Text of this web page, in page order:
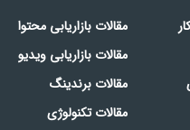
مقالات بازاریابی محتوا
مقالات بازاریابی ویدیو
مقالات برندینگ
مقالات تکنولوژی